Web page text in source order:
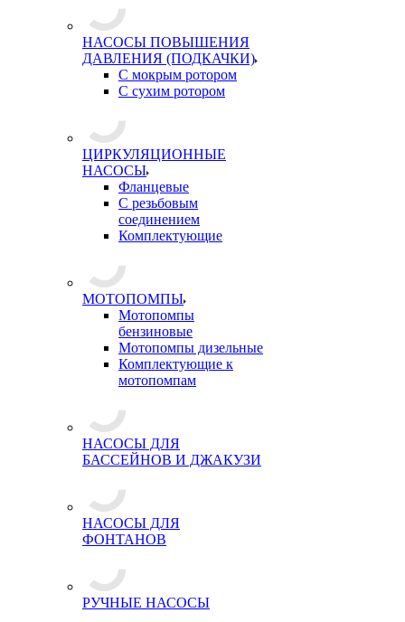
НАСОСЫ ПОВЫШЕНИЯ
ДАВЛЕНИЯ (ПОДКАЧКИ)
С мокрым ротором
С сухим ротором
ЦИРКУЛЯЦИОННЫЕ
НАСОСЫ
Фланцевые
С резьбовым
соединением
Комплектующие
МОТОПОМПЫ
Мотопомпы
бензиновые
Мотопомпы дизельные
Комплектующие к
мотопомпам
НАСОСЫ ДЛЯ
БАССЕЙНОВ И ДЖАКУЗИ
НАСОСЫ ДЛЯ
ФОНТАНОВ
РУЧНЫЕ НАСОСЫ